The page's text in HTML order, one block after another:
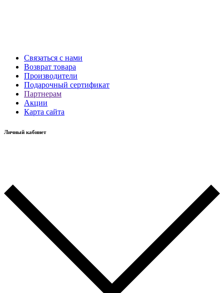
Связаться с нами
Возврат товара
Производители
Подарочный сертификат
Партнерам
Акции
Карта сайта
Личный кабинет